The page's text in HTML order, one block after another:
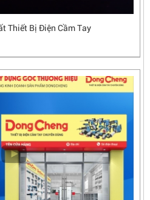
Thiết Bị Điện Cầm Tay